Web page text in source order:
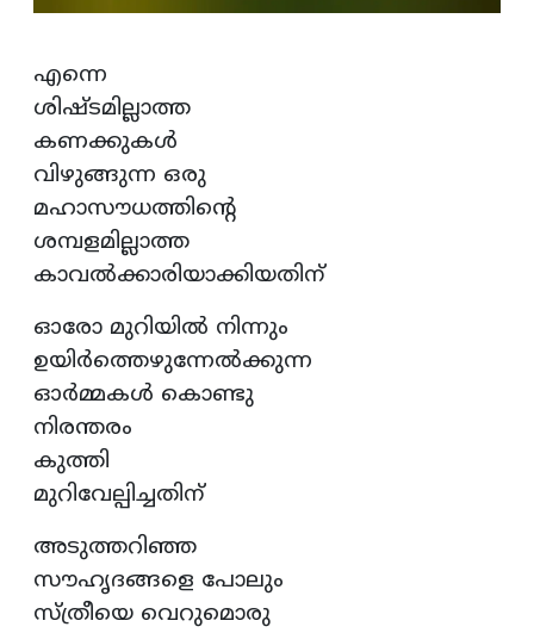
എന്നെ
ശിഷ്ടമില്ലാത്ത
കണക്കുകൾ
വിഴുങ്ങുന്ന ഒരു
മഹാസൗധത്തിന്റെ
ശമ്പളമില്ലാത്ത
കാവൽക്കാരിയാക്കിയതിന്
ഓരോ മുറിയിൽ നിന്നും
ഉയിർത്തെഴുന്നേൽക്കുന്ന
ഓർമ്മകൾ കൊണ്ടു
നിരന്തരം
കുത്തി
മുറിവേല്പിച്ചതിന്
അടുത്തറിഞ്ഞ
സൗഹൃദങ്ങളെ പോലും
സ്ത്രീയെ വെറുമൊരു